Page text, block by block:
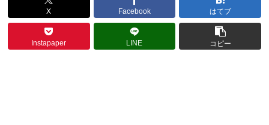
X Facebook はてブ
Instapaper LINE コピー